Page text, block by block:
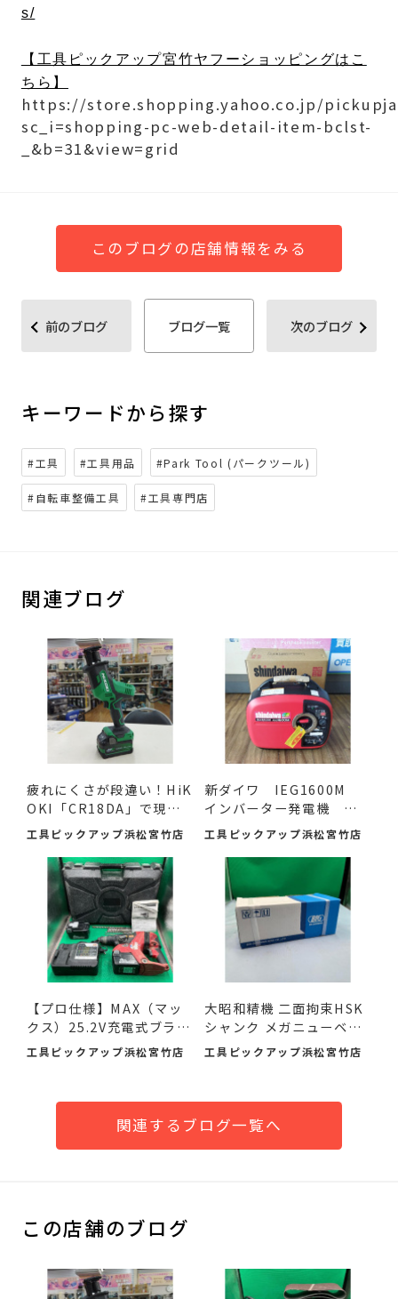
s/
【工具ピックアップ宮竹ヤフーショッピングはこ
ちら】
https://store.shopping.yahoo.co.jp/
sc_i=shopping-pc-web-detail-item-bclst-
_&b=31&view=grid
このブログの店舗情報をみる
前のブログ ブログ一覧 次のブログ
キーワードから探す
#工具 #工具用品 #Park Tool (パークツール)
#自転車整備工具 #工具専門店
関連ブログ
疲れにくさが段違い！HiK
OKI「CR18DA」で現場
の作...
工具ピックアップ浜松宮竹店
新ダイワ IEG1600M
インバーター発電機 入
荷し...
工具ピックアップ浜松宮竹店
【プロ仕様】MAX（マッ
クス）25.2V充電式ブラシ
レ...
工具ピックアップ浜松宮竹店
大昭和精機 二面拘束HSK
シャンク メガニューベビ
ー...
工具ピックアップ浜松宮竹店
関連するブログ一覧へ
この店舗のブログ